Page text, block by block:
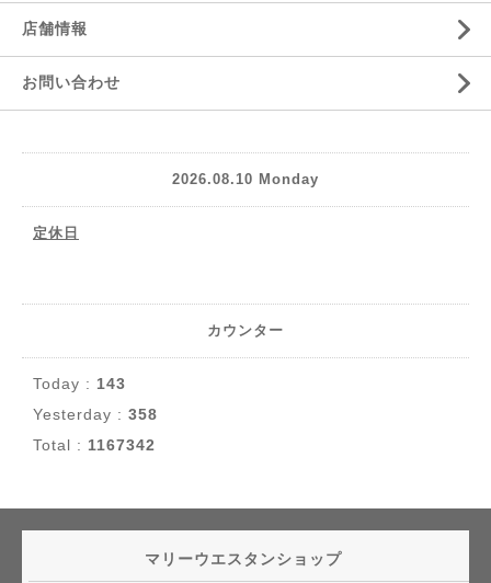
店舗情報
お問い合わせ
2026.08.10 Monday
定休日
カウンター
Today : 143
Yesterday : 358
Total : 1167342
マリーウエスタンショップ